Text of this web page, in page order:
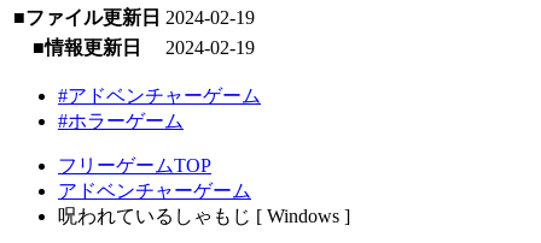
■ファイル更新日 2024-02-19
■情報更新日
2024-02-19
#アドベンチャーゲーム
#ホラーゲーム
フリーゲームTOP
アドベンチャーゲーム
呪われているしゃもじ [ Windows ]